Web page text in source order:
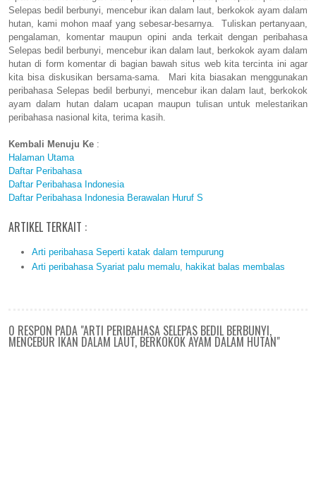
Selepas bedil berbunyi, mencebur ikan dalam laut, berkokok ayam dalam
hutan, kami mohon maaf yang sebesar-besarnya. Tuliskan pertanyaan,
pengalaman, komentar maupun opini anda terkait dengan peribahasa
Selepas bedil berbunyi, mencebur ikan dalam laut, berkokok ayam dalam
hutan di form komentar di bagian bawah situs web kita tercinta ini agar
kita bisa diskusikan bersama-sama. Mari kita biasakan menggunakan
peribahasa Selepas bedil berbunyi, mencebur ikan dalam laut, berkokok
ayam dalam hutan dalam ucapan maupun tulisan untuk melestarikan
peribahasa nasional kita, terima kasih.
Kembali Menuju Ke :
Halaman Utama
Daftar Peribahasa
Daftar Peribahasa Indonesia
Daftar Peribahasa Indonesia Berawalan Huruf S
ARTIKEL TERKAIT :
Arti peribahasa Seperti katak dalam tempurung
Arti peribahasa Syariat palu memalu, hakikat balas membalas
0 RESPON PADA "ARTI PERIBAHASA SELEPAS BEDIL BERBUNYI,
MENCEBUR IKAN DALAM LAUT, BERKOKOK AYAM DALAM HUTAN"